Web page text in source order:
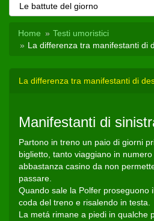
Home
Testi umoristici
La differenza tra manifestanti di
La differenza tra manifestanti di
Manifestanti di
Partono in treno un paio di giorni
biglietto, tanto viaggiano in
abbastanza casino da non
passare.
Quando sale la Polfer proseguono
coda del treno e risalendo in testa.
La metá rimane a piedi in qualche